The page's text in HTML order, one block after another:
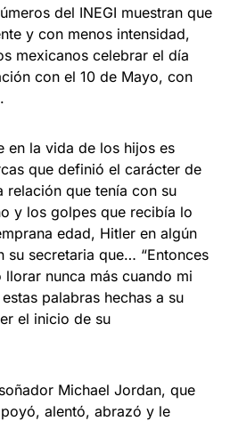
del INEGI muestran que
y con menos intensidad,
mexicanos celebrar el día
con el 10 de Mayo, con
en la vida de los hijos es
que definió el carácter de
relación que tenía con su
y los golpes que recibía lo
edad, Hitler en algún
su secretaria que… “Entonces
nunca más cuando mi
palabras hechas a su
el inicio de su
Michael Jordan, que
alentó, abrazó y le